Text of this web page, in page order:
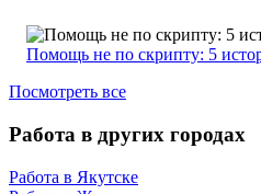
Помощь не по скрипту: 5
Посмотреть все
Работа в других городах
Работа в Якутске